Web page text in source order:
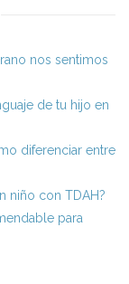
nos sentimos
de tu hijo en
diferenciar entre
niño con TDAH?
para